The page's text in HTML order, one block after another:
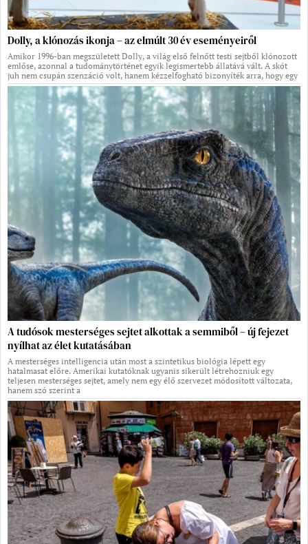
Dolly, a klónozás ikonja – az elmúlt 30 év eseményeiről
Amikor 1996-ban megszületett Dolly, a világ első felnőtt testi sejtből klónozott
emlőse, azonnal a tudománytörténet egyik legismertebb állatává vált. A skót
juh nem csupán szenzáció volt, hanem kézzelfogható bizonyíték arra, hogy egy
A tudósok mesterséges sejtet alkottak a semmiből – új fejezet
nyílhat az élet kutatásában
A mesterséges intelligencia után most a szintetikus biológia lépett egy
hatalmasat előre. Amerikai kutatóknak ugyanis sikerült létrehozniuk egy
teljesen mesterséges sejtet, amely nem egy élő szervezet módosított változata,
hanem szó szerint a